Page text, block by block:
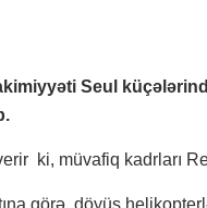
Seul
ki, müvafiq kadrları
görə, döyüş